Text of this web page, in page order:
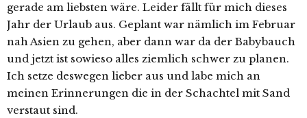
gerade am liebsten wäre. Leider fällt für mich dieses
Jahr der Urlaub aus. Geplant war nämlich im Februar
nah Asien zu gehen, aber dann war da der Babybauch
und jetzt ist sowieso alles ziemlich schwer zu planen.
Ich setze deswegen lieber aus und labe mich an
meinen Erinnerungen die in der Schachtel mit Sand
verstaut sind.